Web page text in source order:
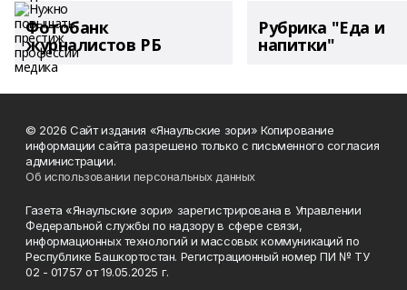
Фотобанк
журналистов РБ
Рубрика "Еда и
напитки"
© 2026 Сайт издания «Янаульские зори» Копирование
информации сайта разрешено только с письменного согласия
администрации.
Об использовании персональных данных
Газета «Янаульские зори» зарегистрирована в Управлении
Федеральной службы по надзору в сфере связи,
информационных технологий и массовых коммуникаций по
Республике Башкортостан. Регистрационный номер ПИ № ТУ
02 - 01757 от 19.05.2025 г.